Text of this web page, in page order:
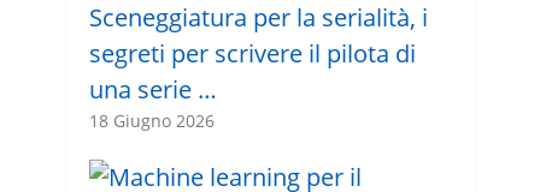
Sceneggiatura per la serialità, i
segreti per scrivere il pilota di
una serie …
18 Giugno 2026